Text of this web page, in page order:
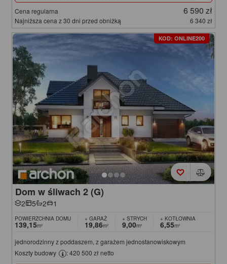
Cena regularna 6 590 zł
Najniższa cena z 30 dni przed obniżką 6 340 zł
KOD: ONLINE200
Dom w śliwach 2 (G)
2 5 2 1
POWIERZCHNIA DOMU
139,15m²
+ GARAŻ
19,86m²
+ STRYCH
9,00m²
+ KOTŁOWNIA
6,55m²
jednorodzinny z poddaszem, z garażem jednostanowiskowym
Koszty budowy
: 420 500 zł netto